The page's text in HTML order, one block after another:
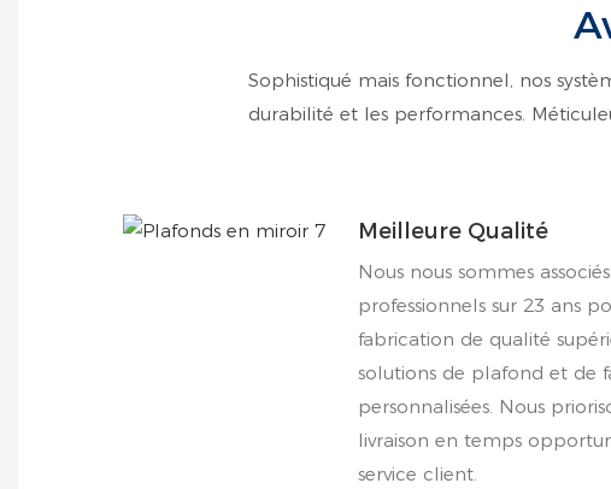
Sophistiqué mais fonctionnel, nos
durabilité et les performances.
Meilleure Qualité
Nous nous sommes
professionnels sur 23 ans
fabrication de qualité
solutions de plafond et de
personnalisées. Nous
livraison en temps
service client.